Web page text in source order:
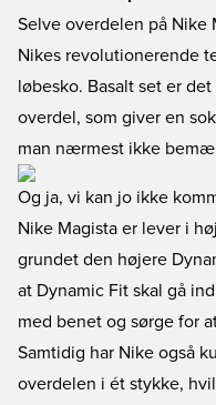
Selve overdelen på Nike
Nikes revolutionerende
løbesko. Basalt set er
overdel, som giver en
man nærmest ikke
Og ja, vi kan jo ikke
Nike Magista er lever i
grundet den højere
at Dynamic Fit skal gå
med benet og sørge for
Samtidig har Nike også
overdelen i ét stykke,